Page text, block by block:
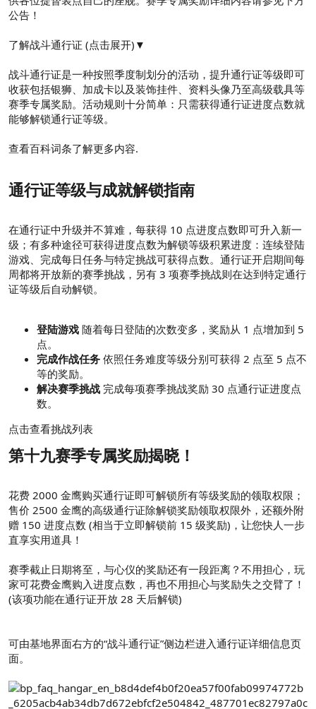
公告！
了解战斗通行证 (点击展开)▼
战斗通行证是一种按照季度制划分的活动，提升通行证等级即可
收获包括银狮、加成卡以及装饰挂件、资料头像乃至高级载具等
赛季专属奖励。活动规则十分简单：只需获得通行证进度点数就
能够解锁通行证等级。
查看百科词条了解更多内容.
通行证等级与成就解锁指南
在通行证中升级并不算难，每获得 10 点进度点数即可升入新一
级；有多种途径可获得进度点数为解锁等级积累进度：连续登陆
游戏、完成每日任务与特定挑战可获得点数。通行证开启期间每
周都将开放新的赛季挑战，另有 3 项赛季挑战则在达到特定通行
证等级后自动解锁。
登陆游戏 随着每日登陆的次数变多，奖励从 1 点增加到 5
点。
完成作战任务 依照任务难度等级分别可获得 2 点至 5 点不
等的奖励。
解决赛季挑战 完成每项赛季挑战奖励 30 点通行证进度点
数。
点击查看挑战列表
第十九赛季专属奖励揭晓！
花费 2000 金鹰购买通行证即可解锁所有等级奖励的领取权限；
售价 2500 金鹰的高级通行证除解锁奖励领取权限外，还额外附
赠 150 进度点数 (相当于立即解锁前 15 级奖励)，让您快人一步
直享实用道具！
赛季截止日期将至，与心仪的奖励还有一段距离？不用担心，玩
家可花费金鹰购入进度点数，再也不用担心与奖励失之交臂了！
(该项功能在通行证开放 28 天后解锁)
可由基地界面右方的“战斗通行证”侧边栏进入通行证详细信息页
面。